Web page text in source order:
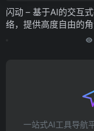
闪动 – 基于AI的交互
络，提供高度自由的角
一站式AI工具导航